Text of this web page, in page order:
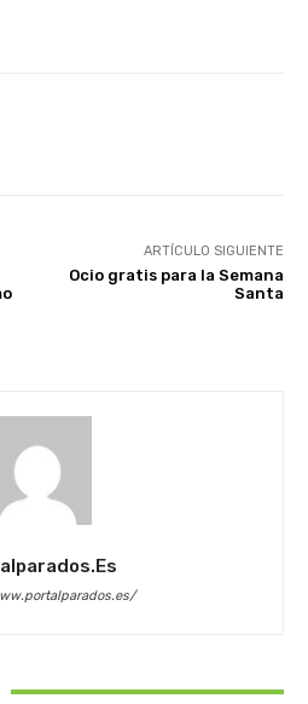
ARTÍCULO SIGUIENTE
Ocio gratis para la Semana
Santa